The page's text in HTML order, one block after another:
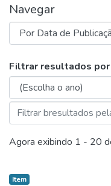
Navegar
Navegando
Filtrar resultados por
Agora exibindo 1 - 20
Item